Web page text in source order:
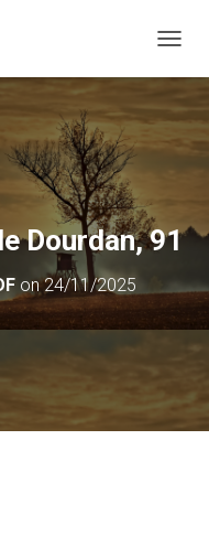
Dourdan, 91
on24/11/2025